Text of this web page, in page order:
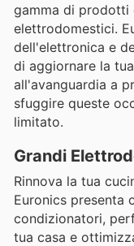
gamma di prodotti
elettrodomestici.
dell'elettronica e
di aggiornare la
all'avanguardia a
sfuggire queste
limitato.
Grandi
Rinnova la tua
Euronics presenta
condizionatori,
tua casa e